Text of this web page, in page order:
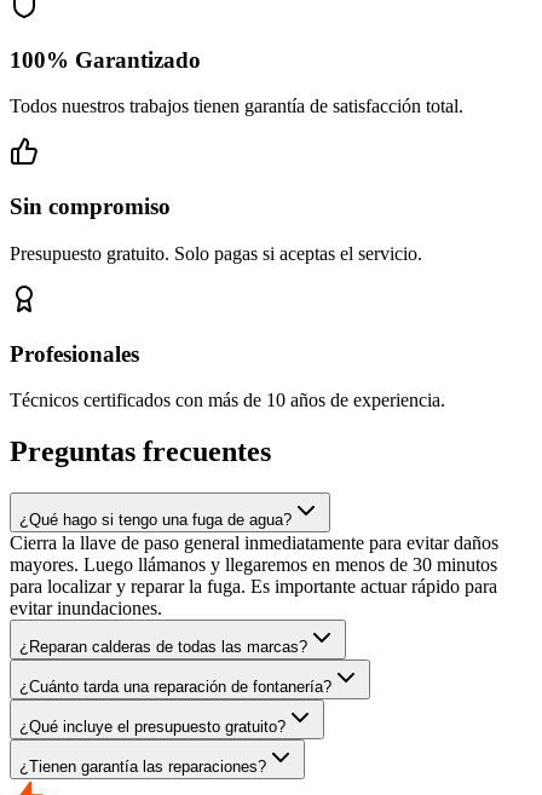
100% Garantizado
Todos nuestros trabajos tienen garantía de satisfacción total.
Sin compromiso
Presupuesto gratuito. Solo pagas si aceptas el servicio.
Profesionales
Técnicos certificados con más de 10 años de experiencia.
Preguntas frecuentes
¿Qué hago si tengo una fuga de agua?
Cierra la llave de paso general inmediatamente para evitar daños
mayores. Luego llámanos y llegaremos en menos de 30 minutos
para localizar y reparar la fuga. Es importante actuar rápido para
evitar inundaciones.
¿Reparan calderas de todas las marcas?
¿Cuánto tarda una reparación de fontanería?
¿Qué incluye el presupuesto gratuito?
¿Tienen garantía las reparaciones?